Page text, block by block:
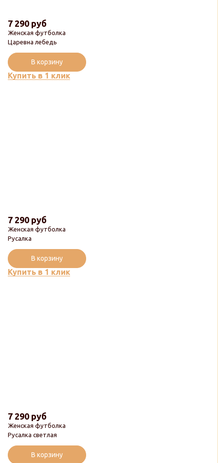
Женская футболка
Царевна лебедь
7 290 руб
Купить в 1 клик
В корзину
Женская футболка
Русалка
7 290 руб
Купить в 1 клик
В корзину
Женская футболка
Русалка светлая
7 290 руб
В корзину